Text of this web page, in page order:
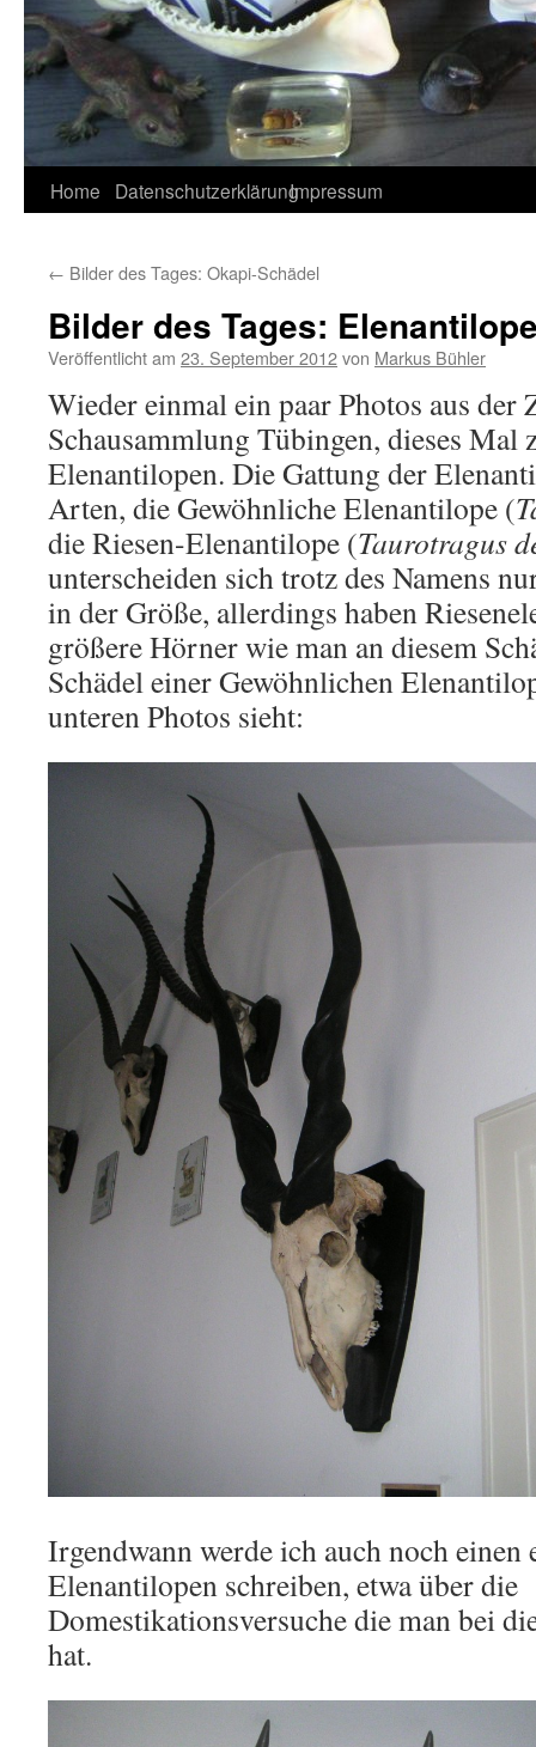
Home DatenschutzerklärungImpressum
← Bilder des Tages: Okapi-Schädel
Bilder des Tages:
Veröffentlicht am 23. September 2012von Markus Bühler
Wieder einmal ein paar Photos aus der
Schausammlung Tübingen, dieses Mal
Elenantilopen. Die Gattung der
Arten, die Gewöhnliche Elenantilope (
die Riesen-Elenantilope (Taurotragus
unterscheiden sich trotz des Namens
in der Größe, allerdings haben
größere Hörner wie man an diesem
Schädel einer Gewöhnlichen
unteren Photos sieht:
Irgendwann werde ich auch noch
Elenantilopen schreiben, etwa über die
Domestikationsversuche die man bei
hat.